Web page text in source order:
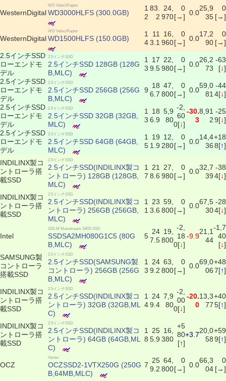
WesternDigital
WD VelociRaptor
WD3000HLFS (300.0GB)
1
2
83.
2
24,
970
0
[→] 0.0
25,9
35
0
[→]
WesternDigital
WD VelociRaptor
WD1500HLFS (150.0GB)
1
4
11
3.1
16,
960
0
[→] 0.0
17,2
90
0
[→]
2.5インチSSD
ローエンドモ
デル
2.5インチSSD
2.5インチSSD 128GB (128G
B,MLC)
1
3
17
9.5
22,
980
0
[→] 0.0
26,2
73
-63
[↓]
2.5インチSSD
ローエンドモ
デル
2.5インチSSD
2.5インチSSD 256GB (256G
B,MLC)
9
18
6.7
47,
800
0
[→] 0.0
59,0
81
-44
4[↓]
2.5インチSSD
ローエンドモ
デル
2.5インチSSD
2.5インチSSD 32GB (32GB,
MLC)
1
3
18
6.9
5,9
80
-2,
60
0[↓]
-30.
3
8,91
2
-25
9[↓]
2.5インチSSD
ローエンドモ
デル
2.5インチSSD
2.5インチSSD 64GB (64GB,
MLC)
1
5
19
1.9
12,
280
0
[→] 0.0
14,4
36
+18
8[↑]
INDILINX製コ
ントローラ搭
載SSD
2.5インチSSD
2.5インチSSD(INDILINX製コ
ントローラ) 128GB (128GB,
MLC)
1
7
21
8.6
27,
980
0
[→]
0.032,7
39
-38
4[↓]
INDILINX製コ
ントローラ搭
載SSD
2.5インチSSD
2.5インチSSD(INDILINX製コ
ントローラ) 256GB (256GB,
MLC)
1
1
23
3.6
59,
800
0
[→]
0.067,5
30
-28
4[↓]
Intel
X25-M Mainstream SATA SSD
SSDSA2MH080G1C5 (80G
B,MLC)
5
24
7.5
19,
800
-2,
18
0[↓]
-9.9
21,1
44
-1,7
40
[↓]
SAMSUNG製
コントローラ
搭載SSD
2.5インチSSD
2.5インチSSD(SAMSUNG製
コントローラ) 256GB (256G
B,MLC)
1
3
24
9.2
63,
800
0
[→]
0.069,0
06
+48
7[↑]
INDILINX製コ
ントローラ搭
載SSD
2.5インチSSD
2.5インチSSD(INDILINX製コ
ントローラ) 32GB (32GB,ML
C)
1
4
24
9.4
7,9
80
-2,
00
0[↓]
-20.
0
13,3
77
+40
5[↑]
INDILINX製コ
ントローラ搭
載SSD
2.5インチSSD
2.5インチSSD(INDILINX製コ
ントローラ) 64GB (64GB,ML
C)
1
8
25
5.9
16,
380
+5
80
[↑]
+3.720,0
58
+59
9[↑]
OCZ
Vertex
OCZSSD2-1VTX250G (250G
B,64MB,MLC)
7
25
9.2
64,
800
0
[→] 0.0
66,3
04
0
[→]